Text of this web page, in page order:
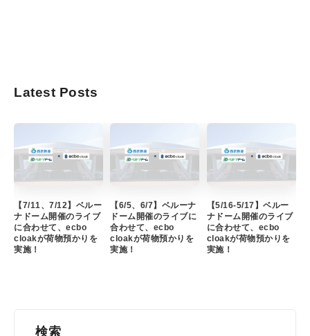
Latest Posts
【7/11、7/12】ベルー
ナドーム開催のライブ
に合わせて、ecbo
cloakが荷物預かりを
実施！
【6/5、6/7】ベルーナ
ドーム開催のライブに
合わせて、ecbo
cloakが荷物預かりを
実施！
【5/16-5/17】ベルー
ナドーム開催のライブ
に合わせて、ecbo
cloakが荷物預かりを
実施！
検索